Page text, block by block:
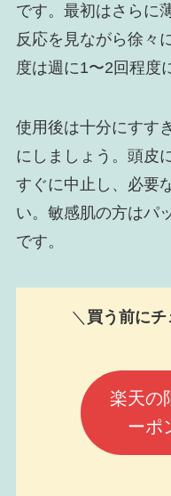
です。最初はさらに
反応を見ながら徐々
度は週に1〜2回程度
使用後は十分にすす
にしましょう。頭皮
すぐに中止し、必要
い。敏感肌の方はパ
です。
＼ 買う前に
楽天の
ーポ